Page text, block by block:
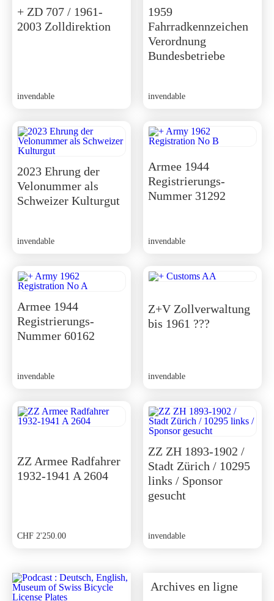
+ ZD 707 / 1961-
2003 Zolldirektion
invendable
1959
Fahrradkennzeichen
Verordnung
Bundesbetriebe
invendable
2023 Ehrung der
Velonummer als
Schweizer Kulturgut
invendable
Armee 1944
Registrierungs-
Nummer 31292
invendable
Armee 1944
Registrierungs-
Nummer 60162
invendable
Z+V Zollverwaltung
bis 1961 ???
invendable
ZZ Armee Radfahrer
1932-1941 A 2604
CHF 2'250.00
ZZ ZH 1893-1902 /
Stadt Zürich / 10295
links / Sponsor
gesucht
invendable
Archives en ligne